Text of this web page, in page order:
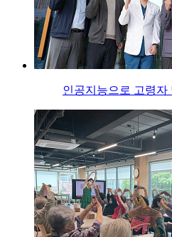
인공지능으로 고령자